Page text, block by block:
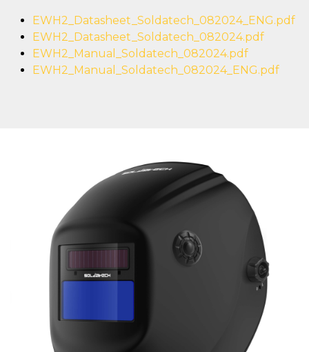
EWH2_Datasheet_Soldatech_082024_ENG.pdf
EWH2_Datasheet_Soldatech_082024.pdf
EWH2_Manual_Soldatech_082024.pdf
EWH2_Manual_Soldatech_082024_ENG.pdf